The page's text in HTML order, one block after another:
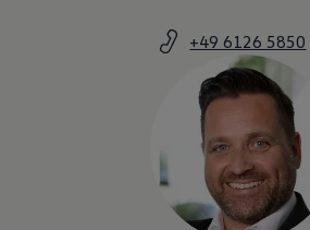
Lifestyle
Transport
Elektromobilität
Volkswagen R
Pannen- und Unfallhilfe
Volkswagen Kundenbetreuung
+49 6126 5850